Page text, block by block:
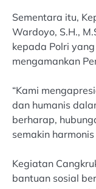
Sementara itu,
Wardoyo, S.H.,
kepada Polri
mengamankan
“Kami
dan humanis
berharap,
semakin
Kegiatan
bantuan sosial